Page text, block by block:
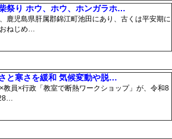
祭り ホウ、ホウ、ホンガラホ…
鹿児島県肝属郡錦江町池田にあり、古くは平安期に
ねじめ…
と寒さを緩和 気候変動や脱…
員×行政「教室で断熱ワークショップ」が、令和8